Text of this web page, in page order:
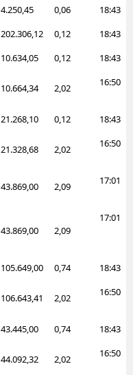
4.250,45 0,06
18:43
202.306,12 0,12
18:43
10.634,05 0,12
18:43
10.664,34 2,02 16:50
21.268,10 0,12
18:43
21.328,68 2,02 16:50
43.869,00 2,09 17:01
43.869,00 2,09
17:01
105.649,00 0,74
18:43
106.643,41 2,02 16:50
43.445,00 0,74
18:43
44.092,32 2,02 16:50